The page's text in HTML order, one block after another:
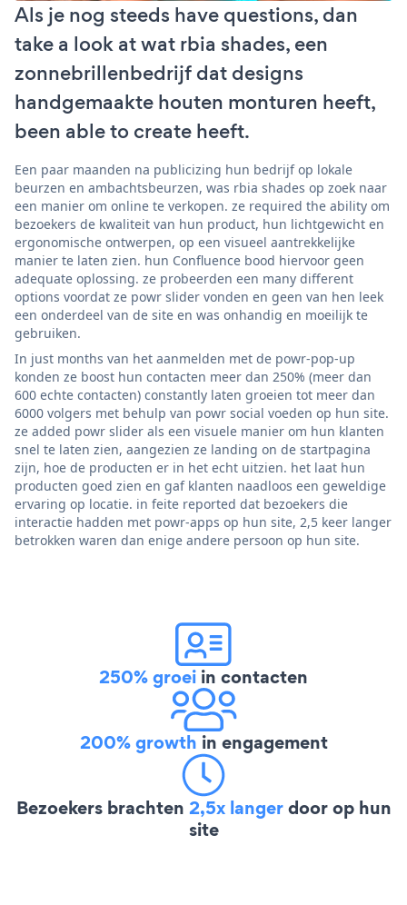
Als je nog steeds have questions, dan
take a look at wat rbia shades, een
zonnebrillenbedrijf dat designs
handgemaakte houten monturen heeft,
been able to create heeft.
Een paar maanden na publicizing hun bedrijf op lokale
beurzen en ambachtsbeurzen, was rbia shades op zoek naar
een manier om online te verkopen. ze required the ability om
bezoekers de kwaliteit van hun product, hun lichtgewicht en
ergonomische ontwerpen, op een visueel aantrekkelijke
manier te laten zien. hun Confluence bood hiervoor geen
adequate oplossing. ze probeerden een many different
options voordat ze powr slider vonden en geen van hen leek
een onderdeel van de site en was onhandig en moeilijk te
gebruiken.
In just months van het aanmelden met de powr-pop-up
konden ze boost hun contacten meer dan 250% (meer dan
600 echte contacten) constantly laten groeien tot meer dan
6000 volgers met behulp van powr social voeden op hun site.
ze added powr slider als een visuele manier om hun klanten
snel te laten zien, aangezien ze landing on de startpagina
zijn, hoe de producten er in het echt uitzien. het laat hun
producten goed zien en gaf klanten naadloos een geweldige
ervaring op locatie. in feite reported dat bezoekers die
interactie hadden met powr-apps op hun site, 2,5 keer langer
betrokken waren dan enige andere persoon op hun site.
250% groei in contacten
200% growth in engagement
Bezoekers brachten 2,5x langerdoor op hun
site